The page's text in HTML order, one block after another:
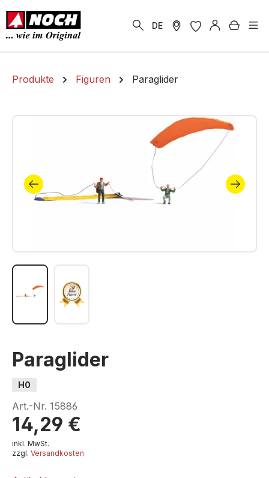
springen
DE
Produkte Figuren Paraglider
Bildergalerie überspringen
Paraglider
H0
Art.-Nr. 15886
14,29 €
inkl. MwSt.
zzgl. Versandkosten